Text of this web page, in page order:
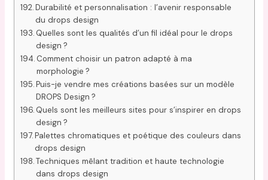
Durabilité et personnalisation : l’avenir responsable
du drops design
Quelles sont les qualités d’un fil idéal pour le drops
design ?
Comment choisir un patron adapté à ma
morphologie ?
Puis-je vendre mes créations basées sur un modèle
DROPS Design ?
Quels sont les meilleurs sites pour s’inspirer en drops
design ?
Palettes chromatiques et poétique des couleurs dans
drops design
Techniques mêlant tradition et haute technologie
dans drops design